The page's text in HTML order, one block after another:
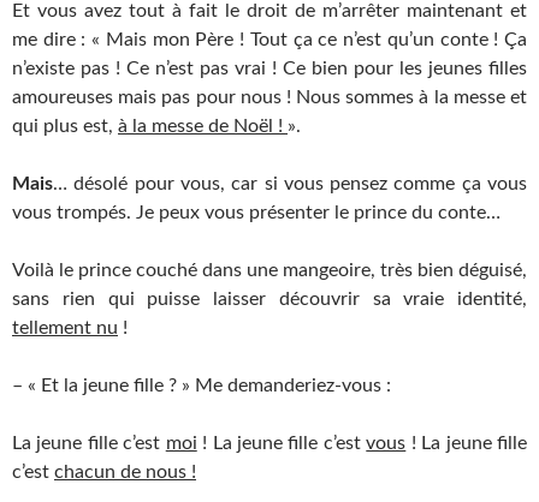
Et vous avez tout à fait le droit de m’arrêter maintenant et
me dire : « Mais mon Père ! Tout ça ce n’est qu’un conte ! Ça
n’existe pas ! Ce n’est pas vrai ! Ce bien pour les jeunes filles
amoureuses mais pas pour nous ! Nous sommes à la messe et
qui plus est, à la messe de Noël ! ».
Mais… désolé pour vous, car si vous pensez comme ça vous
vous trompés. Je peux vous présenter le prince du conte…
Voilà le prince couché dans une mangeoire, très bien déguisé,
sans rien qui puisse laisser découvrir sa vraie identité,
tellement nu !
– « Et la jeune fille ? » Me demanderiez-vous :
La jeune fille c’est moi ! La jeune fille c’estvous ! La jeune fille
c’est chacun de nous !